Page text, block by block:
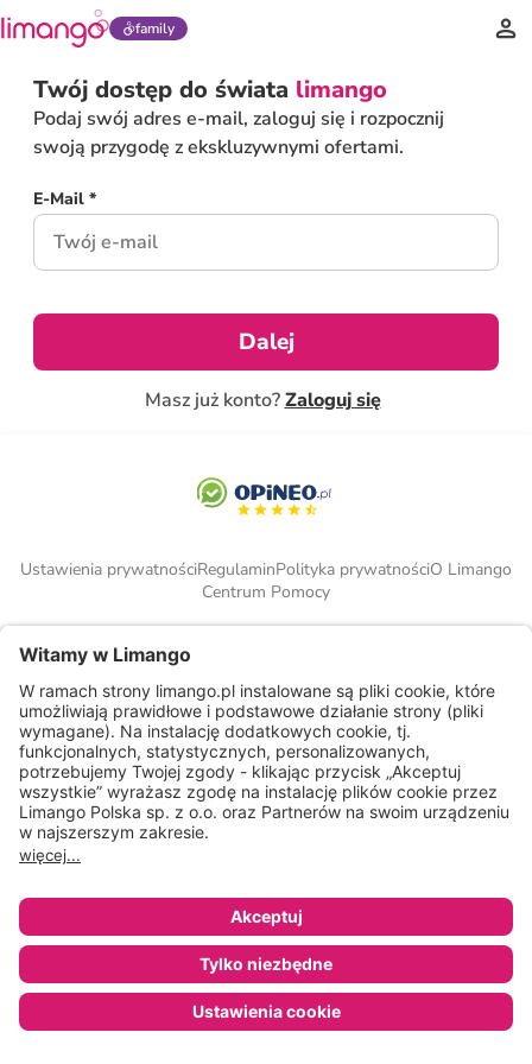
family
Twój dostęp do świata limango
Podaj swój adres e-mail, zaloguj się i rozpocznij
swoją przygodę z ekskluzywnymi ofertami.
E-Mail *
Dalej
Masz już konto?Zaloguj się
Ustawienia prywatnościRegulaminPolityka prywatnościO Limango
Centrum Pomocy